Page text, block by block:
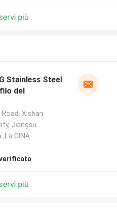
più
Stainless Steel
del
Xishan
Jiangsu
,La CINA
più